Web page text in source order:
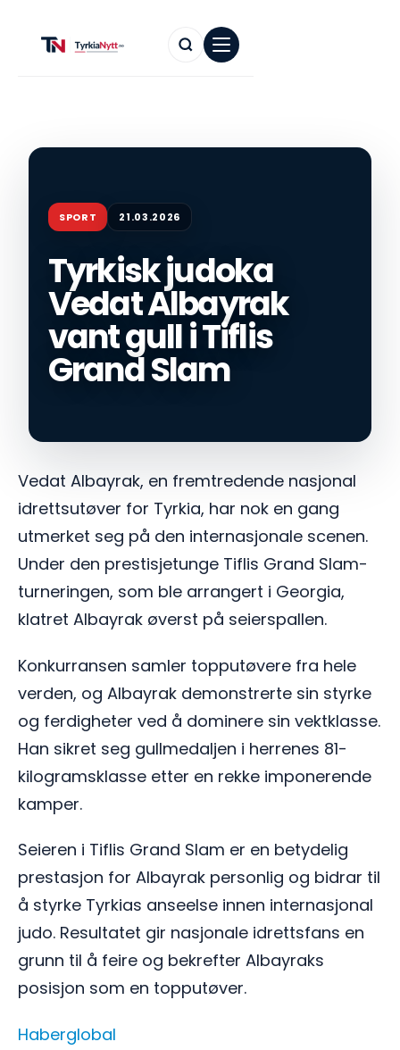
SPORT 21.03.2026
Tyrkisk judoka
Vedat Albayrak
vant gull i Tiflis
Grand Slam
Vedat Albayrak, en fremtredende nasjonal
idrettsutøver for Tyrkia, har nok en gang
utmerket seg på den internasjonale scenen.
Under den prestisjetunge Tiflis Grand Slam-
turneringen, som ble arrangert i Georgia,
klatret Albayrak øverst på seierspallen.
Konkurransen samler topputøvere fra hele
verden, og Albayrak demonstrerte sin styrke
og ferdigheter ved å dominere sin vektklasse.
Han sikret seg gullmedaljen i herrenes 81-
kilogramsklasse etter en rekke imponerende
kamper.
Seieren i Tiflis Grand Slam er en betydelig
prestasjon for Albayrak personlig og bidrar til
å styrke Tyrkias anseelse innen internasjonal
judo. Resultatet gir nasjonale idrettsfans en
grunn til å feire og bekrefter Albayraks
posisjon som en topputøver.
Haberglobal